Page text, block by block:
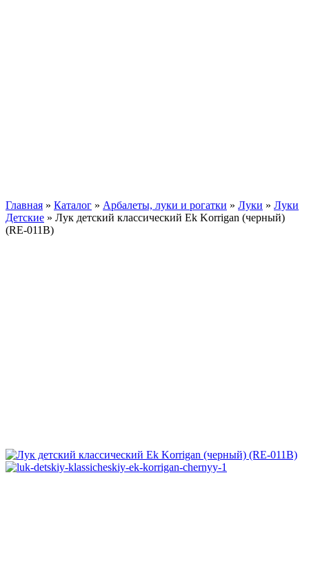
Главная » Каталог » Арбалеты, луки и рогатки » Луки » Луки
Детские » Лук детский классический Ek Korrigan (черный)
(RE-011B)